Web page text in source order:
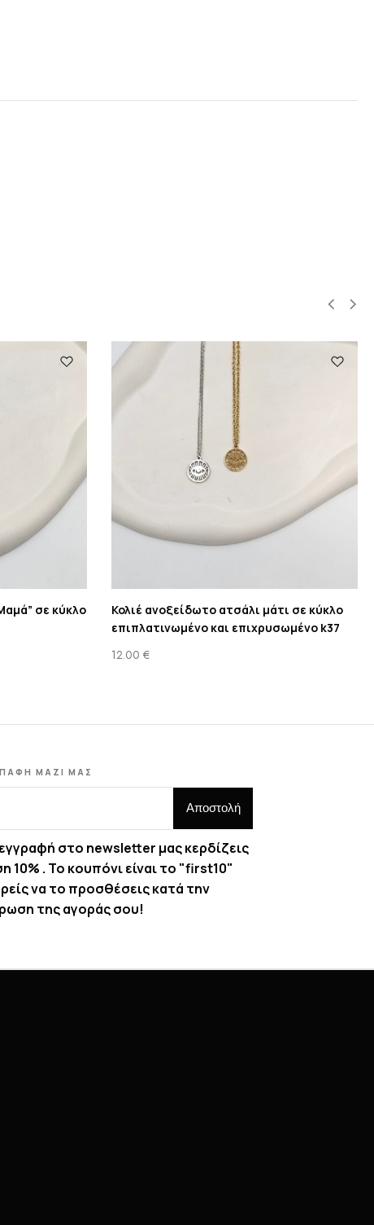
σε κύκλο
Κολιέ ανοξείδωτο ατσάλι μάτι σε κύκλο
επιπλατινωμένο και επιχρυσωμένο k37
12.00 €
ΜΑΖΙ ΜΑΣ
στο newsletter μας κερδίζεις
10% . Το κουπόνι είναι το "first10"
να το προσθέσεις κατά την
της αγοράς σου!